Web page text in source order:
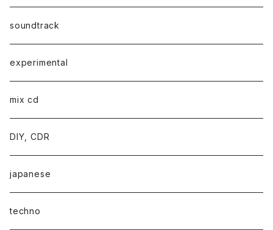
soundtrack
experimental
mix cd
DIY, CDR
japanese
techno